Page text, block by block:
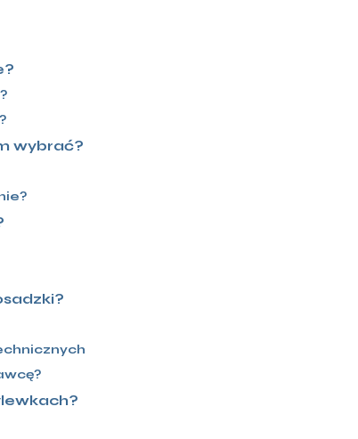
wybrać?